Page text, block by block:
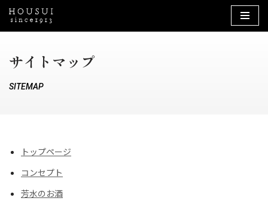
コ
テ
ツ
ッ
サイトマップ
SITEMAP
トップページ
コンセプト
芳水のお酒